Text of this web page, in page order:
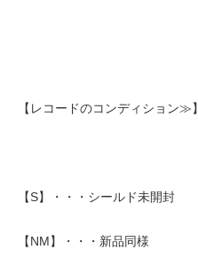
【レコードのコンディション≫】
【S】・・・シールド未開封
【NM】・・・新品同様